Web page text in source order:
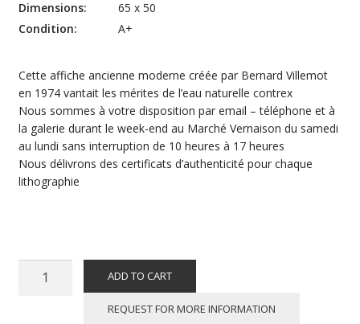
Dimensions:
65 x 50
Condition:
A+
Cette affiche ancienne moderne créée par Bernard Villemot
en 1974 vantait les mérites de l’eau naturelle contrex
Nous sommes à votre disposition par email – téléphone et à
la galerie durant le week-end au Marché Vernaison du samedi
au lundi sans interruption de 10 heures à 17 heures
Nous délivrons des certificats d’authenticité pour chaque
lithographie
Bernard
ADD TO CART
REQUEST FOR MORE INFORMATION